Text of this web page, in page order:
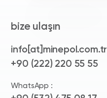
bize ulaşın
info[at]minepol.com.tr
+90 (222) 220 55 55
WhatsApp :